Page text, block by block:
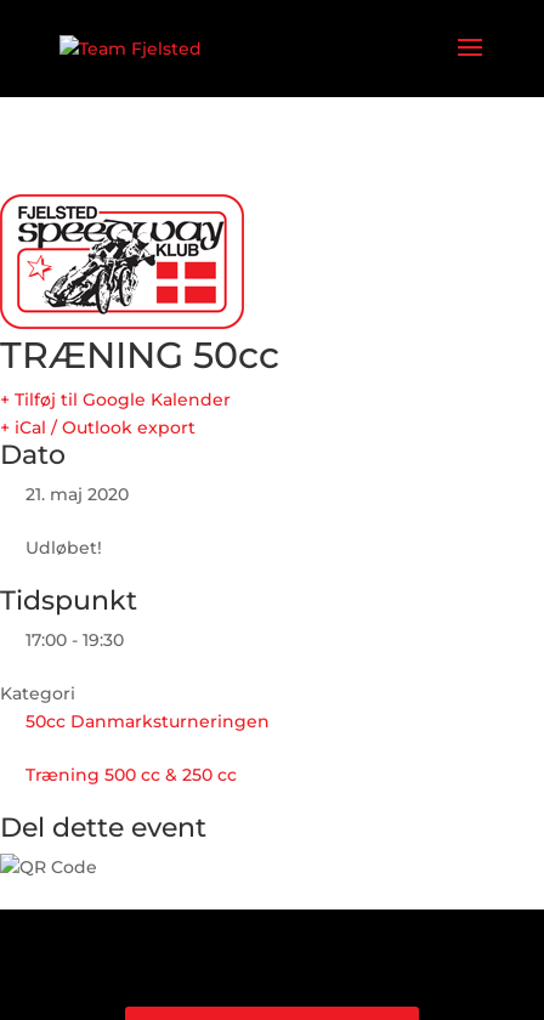
TRÆNING 50cc
+ Tilføj til Google Kalender
+ iCal / Outlook export
Dato
21. maj 2020
Udløbet!
Tidspunkt
17:00 - 19:30
Kategori
50cc Danmarksturneringen
Træning 500 cc & 250 cc
Del dette event